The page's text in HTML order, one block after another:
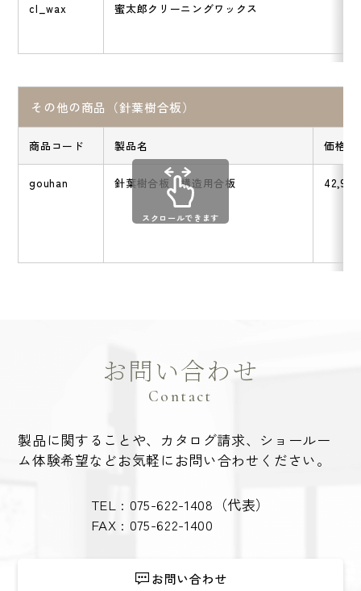
cl_wax 蜜太郎クリーニングワックス
その他の商品（針葉樹合板）
商品コード 製品名 価格
gouhan 針葉樹合板 構造用合板 42,900
スクロールできます
お問い合わせ
Contact
製品に関することや、カタログ請求、ショールー
ム体験希望などお気軽にお問い合わせください。
TEL : 075-622-1408 （代表）
FAX : 075-622-1400
お問い合わせ